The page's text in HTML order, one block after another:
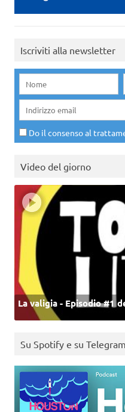
Iscriviti alla newsletter
Do il consenso al
Video del giorno
La valigia - Episodio #1
Su Spotify e su Telegram